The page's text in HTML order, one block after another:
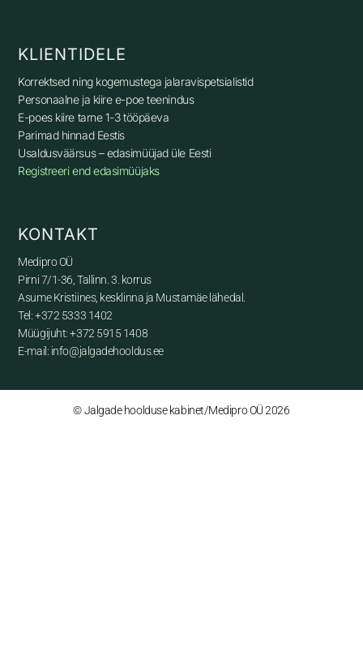
KLIENTIDELE
Korrektsed ning kogemustega jalaravispetsialistid
Personaalne ja kiire e-poe teenindus
E-poes kiire tarne 1-3 tööpäeva
Parimad hinnad Eestis
Usaldusväärsus – edasimüüjad üle Eesti
Registreeri end edasimüüjaks
KONTAKT
Medipro OÜ
Pirni 7/1-36, Tallinn. 3. korrus
Asume Kristiines, kesklinna ja Mustamäe lähedal.
Tel: +372 5333 1402
Müügijuht: +372 5915 1408
E-mail: info@jalgadehooldus.ee
© Jalgade hoolduse kabinet/Medipro OÜ 2026